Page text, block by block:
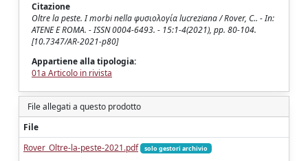
Citazione
Oltre la peste. I morbi nella φυσιολογία lucreziana / Rover, C.. - In:
ATENE E ROMA. - ISSN 0004-6493. - 15:1-4(2021), pp. 80-104.
[10.7347/AR-2021-p80]
Appartiene alla tipologia:
01a Articolo in rivista
File allegati a questo prodotto
File
Rover_Oltre-la-peste-2021.pdf
solo gestori archivio